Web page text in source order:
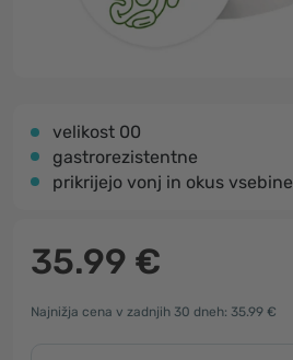
velikost 00
gastrorezistentne
prikrijejo vonj in okus vsebine
35.99 €
Najnižja cena v zadnjih 30 dneh: 35.99 €